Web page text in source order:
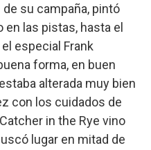
su campaña, pintó
en las pistas, hasta el
especial Frank
forma, en buen
alterada muy bien
con los cuidados de
in the Rye vino
lugar en mitad de